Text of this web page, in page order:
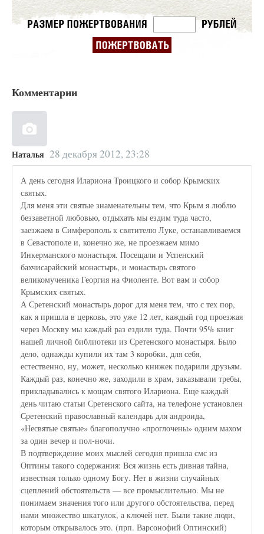
Комментарии
Наталья 28 декабря 2012, 23:28
А день сегодня Илариона Троицкого и собор Крымских
святых.
Для меня эти святые знаменательны тем, что Крым я люблю
беззаветной любовью, отдыхать мы ездим туда часто,
заезжаем в Симферополь к святителю Луке, останавливаемся
в Севастополе и, конечно же, не проезжаем мимо
Инкерманского монастыря. Посещали и Успенский
бахчисарайский монастырь, и монастырь святого
великомученика Георгия на Фиоленте. Вот вам и собор
Крымских святых.
А Сретенский монастырь дорог для меня тем, что с тех пор,
как я пришла в церковь, это уже 12 лет, каждый год проезжая
через Москву мы каждый раз ездили туда. Почти 95% книг
нашей личной библиотеки из Сретенского монастыря. Было
дело, однажды купили их там 3 коробки, для себя,
естественно, ну, может, несколько книжек подарили друзьям.
Каждый раз, конечно же, заходили в храм, заказывали требы,
прикладывались к мощам святого Илариона. Еще каждый
день читаю статьи Сретенского сайта, на телефоне установлен
Сретенский православный календарь для андроида,
«Несвятые святые» благополучно «проглочены» одним махом
за один вечер и пол-ночи.
В подтверждение моих мыслей сегодня пришла смс из
Оптины такого содержания: Вся жизнь есть дивная тайна,
известная только одному Богу. Нет в жизни случайных
сцеплений обстоятельств — все промыслительно. Мы не
понимаем значения того или другого обстоятельства, перед
нами множество шкатулок, а ключей нет. Были такие люди,
которым открывалось это. (прп. Варсонофий Оптинский)